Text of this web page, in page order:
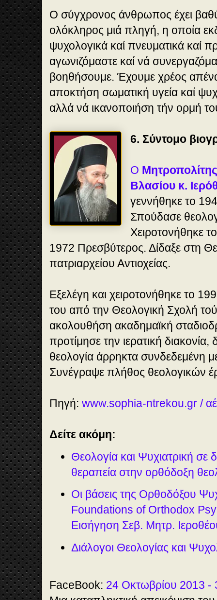
Ο σύγχρονος άνθρωπος έχει
ολόκληρος μιά πληγή, η οποία
ψυχολογικά καί πνευματικά καί
αγωνιζόμαστε καί νά
βοηθήσουμε. Έχουμε χρέος
αποκτήση σωματική υγεία καί
αλλά νά ικανοποιήση τήν ορμή
6. Σύντομο
Ο
Βλασίου κ.
γεννήθηκε το
Σπούδασε
Χειροτονήθηκε
1972 Πρεσβύτερος. Δίδαξε στη
πατριαρχείου Αντιοχείας.
Εξελέγη και χειροτονήθηκε το
του από την Θεολογική Σχολή
ακολουθήση ακαδημαϊκή
προτίμησε την ιερατική διακονία,
θεολογία άρρηκτα συνδεδεμένη
Συνέγραψε πλήθος θεολογικών
Πηγή: www.sophia-ntrekou.gr /
Δείτε ακόμη:
Θεολογία και Ψυχιατρική σε
θεραπεία στην ορθόδοξη
Οι βάσεις της Ορθοδόξου
Foundations of Orthodox
Εισήγηση Σεβ. Μητρ.
Διάλογοι Θεολογίας και
FaceBook: 24 Οκτωβρίου 2013 -